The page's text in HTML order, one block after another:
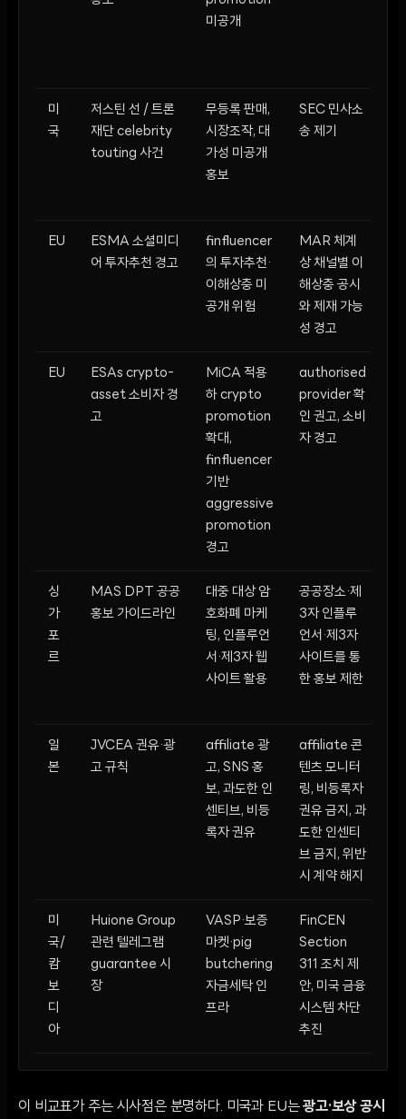
미공개
미
국
저스틴 선 / 트론
재단 celebrity
touting 사건
무등록 판매,
시장조작, 대
가성 미공개
홍보
SEC 민사소
송 제기
EU
ESMA 소셜미디
어 투자추천 경고
finfluencer
의 투자추천·
이해상충 미
공개 위험
MAR 체계
상 채널별 이
해상충 공시
와 제재 가능
성 경고
EU
ESAs crypto-
asset 소비자 경
고
MiCA 적용
하 crypto
promotion
확대,
finfluencer
기반
aggressive
promotion
경고
authorised
provider 확
인 권고, 소비
자 경고
싱
가
포
르
MAS DPT 공공
홍보 가이드라인
대중 대상 암
호화폐 마케
팅, 인플루언
서·제3자 웹
사이트 활용
공공장소·제
3자 인플루
언서·제3자
사이트를 통
한 홍보 제한
일
본
JVCEA 권유·광
고 규칙
affiliate 광
고, SNS 홍
보, 과도한 인
센티브, 비등
록자 권유
affiliate 콘
텐츠 모니터
링, 비등록자
권유 금지, 과
도한 인센티
브 금지, 위반
시 계약 해지
미
국/
캄
보
디
아
Huione Group
관련 텔레그램
guarantee 시
장
VASP·보증
마켓·pig
butchering
자금세탁 인
프라
FinCEN
Section
311 조치 제
안, 미국 금융
시스템 차단
추진
이 비교표가 주는 시사점은 분명하다. 미국과 EU는광고·보상 공시